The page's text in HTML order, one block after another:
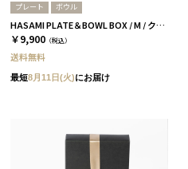
プレート ボウル
HASAMI PLATE＆BOWL BOX / M / クリア［ハサミポーセリン］
￥9,900 （税込）
送料無料
最短8月11日(火)にお届け